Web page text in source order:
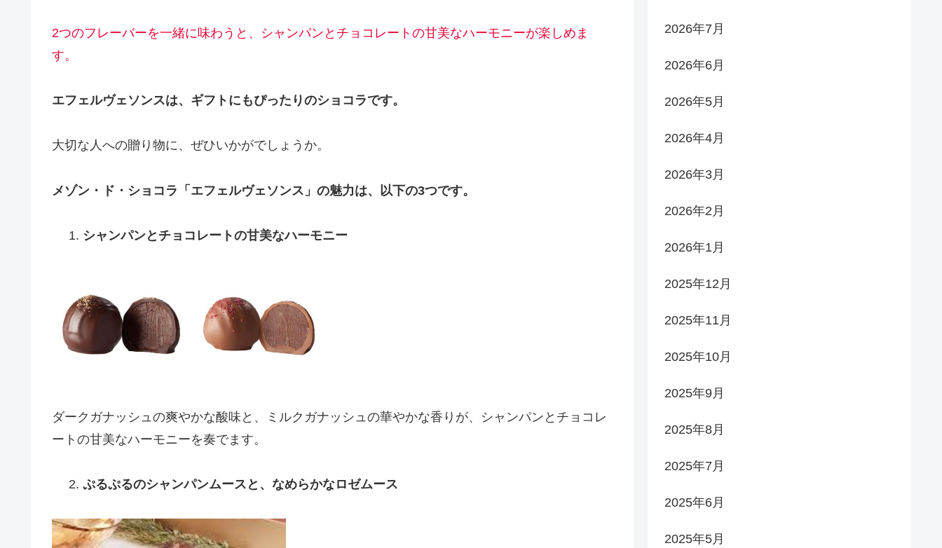
2つのフレーバーを一緒に味わうと、シャンパンとチョコレートの甘美なハーモニーが楽しめま
す。
エフェルヴェソンスは、ギフトにもぴったりのショコラです。
大切な人への贈り物に、ぜひいかがでしょうか。
メゾン・ド・ショコラ「エフェルヴェソンス」の魅力は、以下の3つです。
シャンパンとチョコレートの甘美なハーモニー
ダークガナッシュの爽やかな酸味と、ミルクガナッシュの華やかな香りが、シャンパンとチョコレ
ートの甘美なハーモニーを奏でます。
ぷるぷるのシャンパンムースと、なめらかなロゼムース
2026年7月
2026年6月
2026年5月
2026年4月
2026年3月
2026年2月
2026年1月
2025年12月
2025年11月
2025年10月
2025年9月
2025年8月
2025年7月
2025年6月
2025年5月